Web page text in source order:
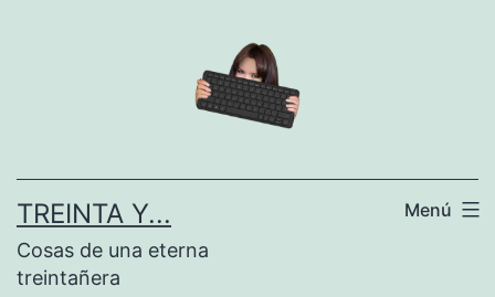
TREINTA Y...
Cosas de una eterna
treintañera
Menú